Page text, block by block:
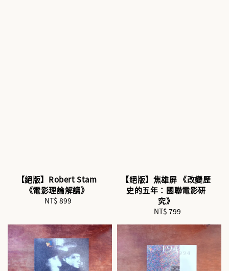
【絕版】Robert Stam
《電影理論解讀》
Regular
NT$ 899
【絕版】焦雄屏 《改變歷
史的五年：國聯電影研
究》
Regular
NT$ 799